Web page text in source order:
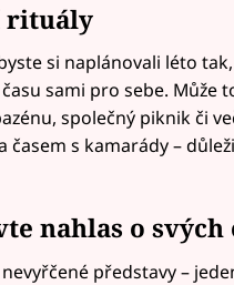
rituály
si naplánovali léto
sami pro sebe. Může
společný piknik či
s kamarády –
nahlas o
představy –